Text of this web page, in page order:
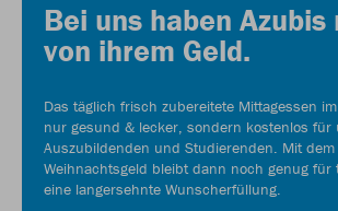
Bei uns haben Azubis
von ihrem Geld.
Das täglich frisch zubereitete Mittagessen
nur gesund & lecker, sondern kostenlos für
Auszubildenden und Studierenden. Mit
Weihnachtsgeld bleibt dann noch genug für
eine langersehnte Wunscherfüllung.